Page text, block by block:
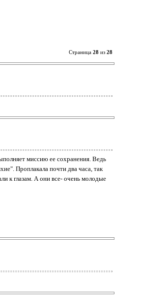
Страница 28 из 28
миссию ее сохранения. Ведь
Проплакала почти два часа, так
к глазам. А они все- очень молодые